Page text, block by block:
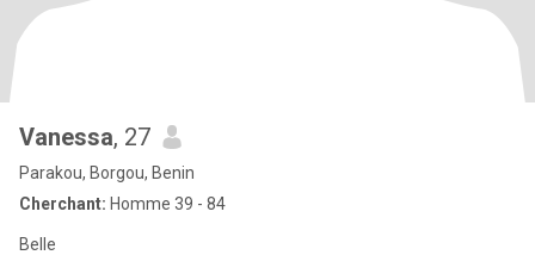
Vanessa, 27
Parakou, Borgou, Benin
Cherchant: Homme 39 - 84
Belle